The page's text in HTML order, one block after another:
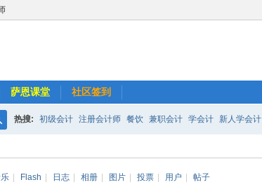
萨恩课堂 社区签到
热搜: 初级会计 注册会计师 餐饮 兼职会计 学会计 新人学会计
Flash 日志 相册 图片 投票 用户 帖子